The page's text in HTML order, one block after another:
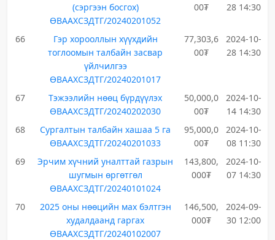
(сэргээн босгох)
ӨВААХСЗДТГ/20240201052
00₮
28 14:30
66
Гэр хорооллын хүүхдийн
тоглоомын талбайн засвар
үйлчилгээ
ӨВААХСЗДТГ/20240201017
77,303,6
00₮
2024-10-
28 14:30
67
Тэжээлийн нөөц бүрдүүлэх
ӨВААХСЗДТГ/20240202030
50,000,0
00₮
2024-10-
14 14:30
68
Сургалтын талбайн хашаа 5 га
ӨВААХСЗДТГ/20240201033
95,000,0
00₮
2024-10-
08 11:30
69
Эрчим хүчний уналттай газрын
шугмын өргөтгөл
ӨВААХСЗДТГ/20240101024
143,800,
000₮
2024-10-
07 14:30
70
2025 оны нөөцийн мах бэлтгэн
худалдаанд гаргах
ӨВААХСЗДТГ/20240102007
146,500,
000₮
2024-09-
30 12:00